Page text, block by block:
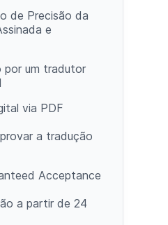
de Precisão da
e
um tradutor
via PDF
a tradução
Acceptance
a partir de 24